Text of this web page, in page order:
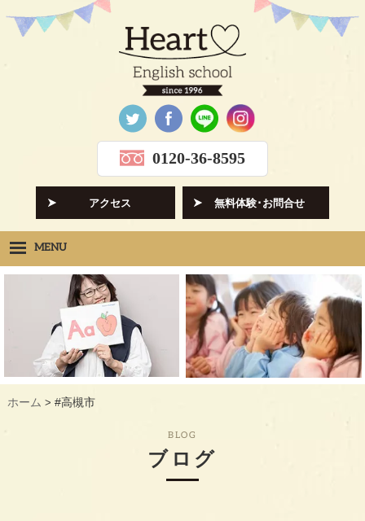
0120-36-8595
アクセス 無料体験･お問合せ
MENU
Heartの想い HOPE
クラス紹介 CLASS
先生紹介 INSTRUCTORS
ギャラリー GALLERY
ホーム > #高槻市
BLOG
ブログ